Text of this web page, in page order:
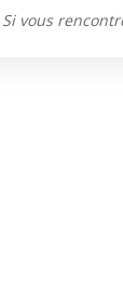
Si vous